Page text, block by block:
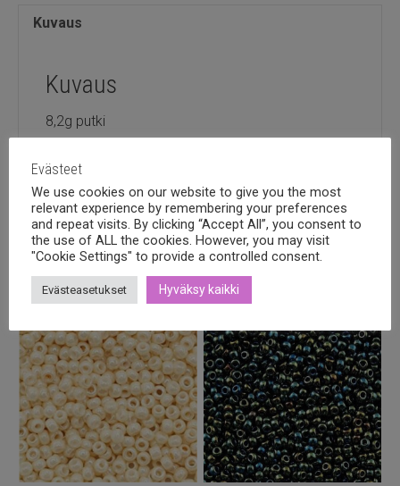
Kuvaus
Kuvaus
8,2g putki
Tutustu myös
Evästeet
We use cookies on our website to give you the most
relevant experience by remembering your preferences
and repeat visits. By clicking “Accept All”, you consent to
the use of ALL the cookies. However, you may visit
"Cookie Settings" to provide a controlled consent.
Evästeasetukset Hyväksy kaikki